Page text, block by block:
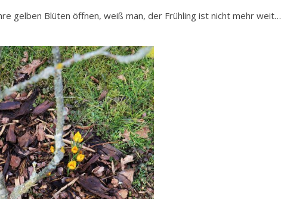
gelben Blüten öffnen, weiß man, der Frühling ist nicht mehr weit…